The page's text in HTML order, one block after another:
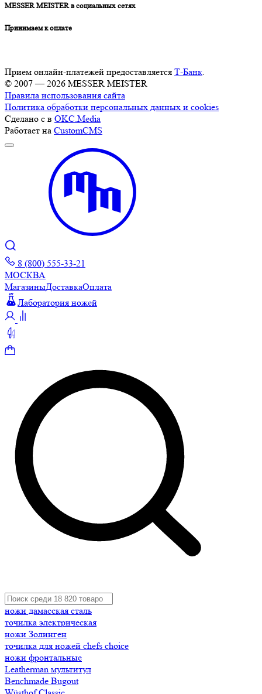
MESSER MEISTER в социальных сетях
Принимаем к оплате
Прием онлайн-платежей предоставляется Т-Банк.
© 2007 — 2026 MESSER MEISTER
Правила использования сайта
Политика обработки персональных данных и cookies
Сделано с в OKC.Media
Работает на CustomCMS
8 (800) 555-33-21
МОСКВА
МагазиныДоставкаОплата
Лаборатория ножей
ножи дамасская сталь
точилка электрическая
ножи Золинген
точилка для ножей chefs choice
ножи фронтальные
Leatherman мультитул
Benchmade Bugout